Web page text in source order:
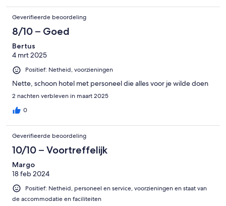
Geverifieerde beoordeling
8/10 – Goed
Bertus
4 mrt 2025
Positief: Netheid, voorzieningen
Nette, schoon hotel met personeel die alles voor je wilde doen
2 nachten verbleven in maart 2025
0
Geverifieerde beoordeling
10/10 – Voortreffelijk
Margo
18 feb 2024
Positief: Netheid, personeel en service, voorzieningen en staat van
de accommodatie en faciliteiten